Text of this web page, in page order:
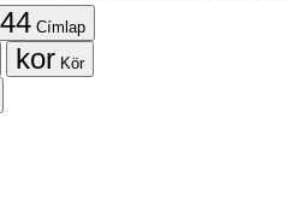
Címlap
Kör